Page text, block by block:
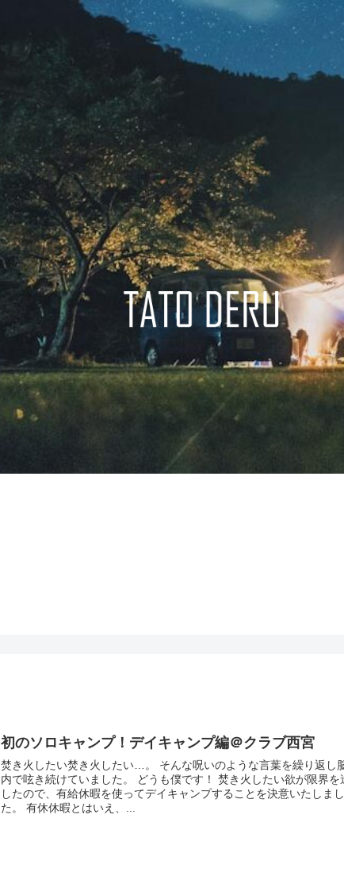
初のソロキャンプ！デイキャンプ編＠クラブ西宮
焚き火したい焚き火したい…。 そんな呪いのような言葉を繰り返し脳
内で呟き続けていました。 どうも僕です！ 焚き火したい欲が限界を達
したので、有給休暇を使ってデイキャンプすることを決意いたしまし
た。 有休休暇とはいえ、...